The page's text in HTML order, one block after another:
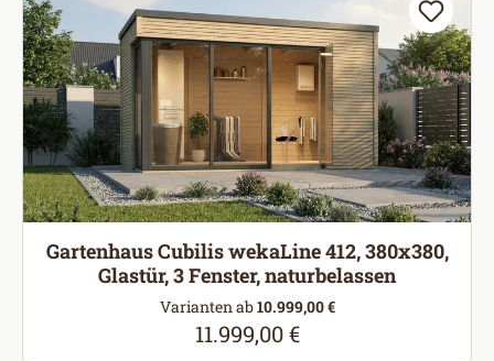
Gartenhaus Cubilis wekaLine 412, 380x380,
Glastür, 3 Fenster, naturbelassen
Varianten ab10.999,00 €
Regulärer Preis:
11.999,00 €